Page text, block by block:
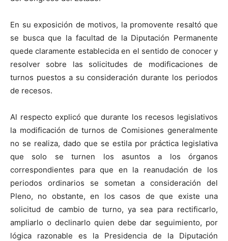
En su exposición de motivos, la promovente resaltó que
se busca que la facultad de la Diputación Permanente
quede claramente establecida en el sentido de conocer y
resolver sobre las solicitudes de modificaciones de
turnos puestos a su consideración durante los periodos
de recesos.
Al respecto explicó que durante los recesos legislativos
la modificación de turnos de Comisiones generalmente
no se realiza, dado que se estila por práctica legislativa
que solo se turnen los asuntos a los órganos
correspondientes para que en la reanudación de los
periodos ordinarios se sometan a consideración del
Pleno, no obstante, en los casos de que existe una
solicitud de cambio de turno, ya sea para rectificarlo,
ampliarlo o declinarlo quien debe dar seguimiento, por
lógica razonable es la Presidencia de la Diputación